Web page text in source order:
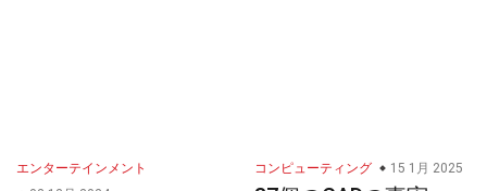
エンターテインメント
コンピューティング 15 1月 2025